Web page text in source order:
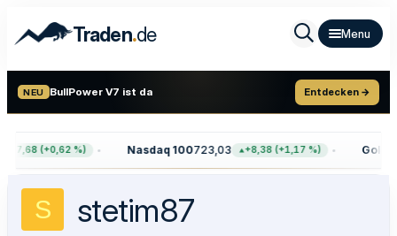
Traden.de
NEU BullPower V7 ist da Entdecken →
(+0,62 %) Nasdaq 100723,03 +8,38 (+1,17 %) Gold
S stetim87